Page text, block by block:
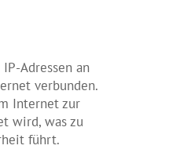
Adressen an
verbunden.
Internet zur
wird, was zu
führt.